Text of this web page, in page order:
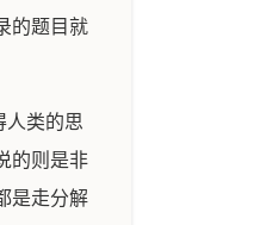
的题目就
人类的思
的则是非
是走分解